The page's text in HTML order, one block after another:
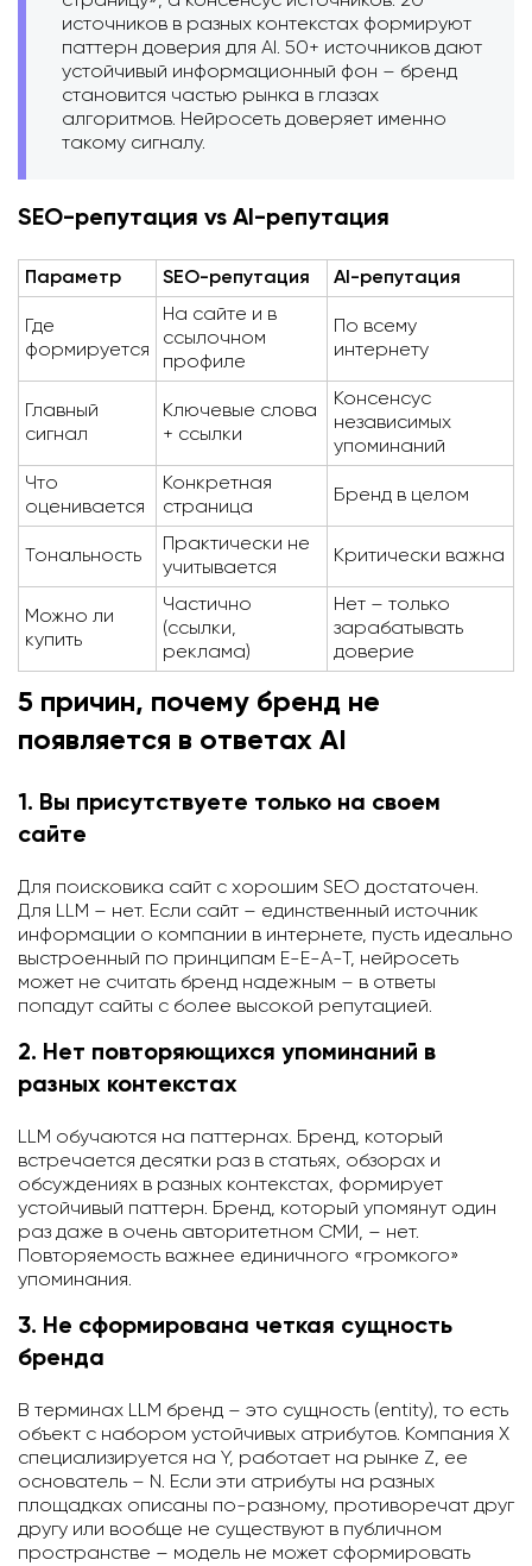
источников в разных контекстах формируют
паттерн доверия для AI. 50+ источников дают
устойчивый информационный фон – бренд
становится частью рынка в глазах
алгоритмов. Нейросеть доверяет именно
такому сигналу.
SEO-репутация vs AI-репутация
Параметр SEO-репутация AI-репутация
Где
формируется
На сайте и в
ссылочном
профиле
По всему
интернету
Главный
сигнал
Ключевые слова
+ ссылки
Консенсус
независимых
упоминаний
Что
оценивается
Конкретная
страница
Бренд в целом
Тональность
Практически не
учитывается
Критически важна
Можно ли
купить
Частично
(ссылки,
реклама)
Нет – только
зарабатывать
доверие
5 причин, почему бренд не
появляется в ответах AI
1. Вы присутствуете только на своем
сайте
Для поисковика сайт с хорошим SEO достаточен.
Для LLM – нет. Если сайт – единственный источник
информации о компании в интернете, пусть идеально
выстроенный по принципам E-E-A-T, нейросеть
может не считать бренд надежным – в ответы
попадут сайты с более высокой репутацией.
2. Нет повторяющихся упоминаний в
разных контекстах
LLM обучаются на паттернах. Бренд, который
встречается десятки раз в статьях, обзорах и
обсуждениях в разных контекстах, формирует
устойчивый паттерн. Бренд, который упомянут один
раз даже в очень авторитетном СМИ, – нет.
Повторяемость важнее единичного «громкого»
упоминания.
3. Не сформирована четкая сущность
бренда
В терминах LLM бренд – это сущность (entity), то есть
объект с набором устойчивых атрибутов. Компания X
специализируется на Y, работает на рынке Z, ее
основатель – N. Если эти атрибуты на разных
площадках описаны по-разному, противоречат друг
другу или вообще не существуют в публичном
пространстве – модель не может сформировать